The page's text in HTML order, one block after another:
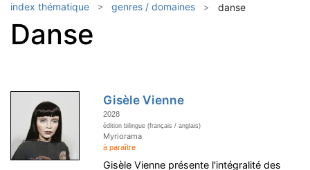
index thématique genres / domaines danse
Danse
Gisèle Vienne
2028
édition bilingue (français / anglais)
Myriorama
à paraître
Gisèle Vienne présente l'intégralité des